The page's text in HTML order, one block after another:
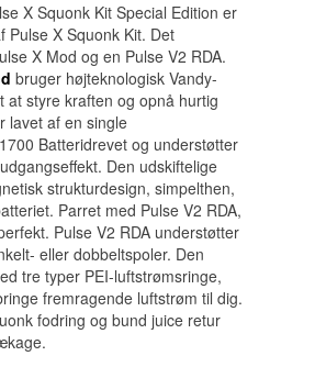
X Squonk Kit Special Edition er
Pulse X Squonk Kit. Det
X Mod og en Pulse V2 RDA.
bruger højteknologisk Vandy-
styre kraften og opnå hurtig
lavet af en single
Batteridrevet og understøtter
Den udskiftelige
strukturdesign, simpelthen,
Parret med Pulse V2 RDA,
Pulse V2 RDA understøtter
eller dobbeltspoler. Den
tre typer PEI-luftstrømsringe,
fremragende luftstrøm til dig.
fodring og bund juice retur